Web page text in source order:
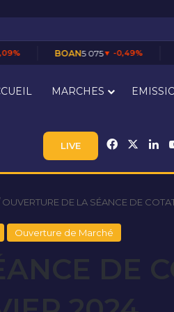
5 075 ▼ -0,49% BOAS7 600
MARCHES
LIVE Facebook
OUVERTURE DE LA SÉANCE DE
Ouverture de Marché